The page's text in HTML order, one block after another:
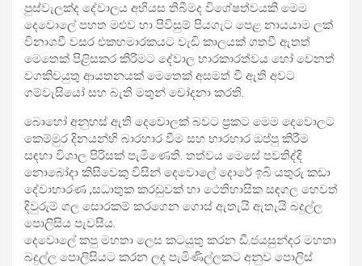
පුස්වැලක්ද දේවාලය අභියස තිබීමද විශේෂත්වයකි මෙම
දෙවොලේ පහත මළුව හා පිවිසුම් පියගැට පෙළ නායයාම ලක්
විනාශවී වසර එකහමාරකයට වැඩි කාලයක් ගතවී ඇතත්
මෙතෙක් පිළිසකර කිරිමට දේවාල භාරකාරත්වය හෝ වෙනත්
වගකිවයුතු ආයතනයක් මෙතෙක් අසමත් වී ඇති අවට
ගම්වැසියෝ සහ බැති මතුන් චෝදනා කරති.
බොහෝ අනුහස් ඇති දෙවොලක් බවට ප්‍රකට මෙම දෙවොලට
කෙම්මුර දිනයන්හි බාරහාර වීම සහ භාරහාර ඔප්පු කිරීම
සඳහා විශාල පිරිසක් පැමිණෙති. තත්වය මෙසේ පවතිද්දි
නොබෝදා කිසිවෙකු විසින් දෙවොලේ දොරේ ඉබි යතුරු කඩා
දේවාභාරණ ,සධාතුක කරඩුවක් හා ථෙතිහාසික සඳගල හෙවත්
දිවුරුම් ගල සොරකම් කරගෙන ගොස් ඇතැයි ඇතැයි බදුල්ල
පොලිසිය පැවසීය.
දෙවොලේ කපු මහතා ලෙස කටයුතු කරන ඩී.ජයසුන්දර මහතා
බදුල්ල පොලිසියට කරන ලද පැමිණිල්ලකට අනුව පොලිස්